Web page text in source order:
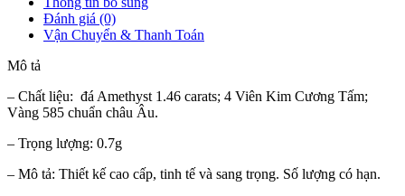
Đánh giá (0)
Vận Chuyển & Thanh Toán
Mô tả
– Chất liệu: đá Amethyst 1.46 carats; 4 Viên Kim Cương Tấm;
Vàng 585 chuẩn châu Âu.
– Trọng lượng: 0.7g
– Mô tả: Thiết kế cao cấp, tinh tế và sang trọng. Số lượng có hạn.